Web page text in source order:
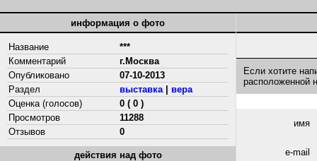
информация о фото
Название
***
Комментарий
г.Москва
Опубликовано
07-10-2013
Раздел
выставка| вера
Оценка (голосов)
0 ( 0 )
Просмотров
11288
Отзывов
0
действия над фото
Если хотите
расположенной
имя
e-mail